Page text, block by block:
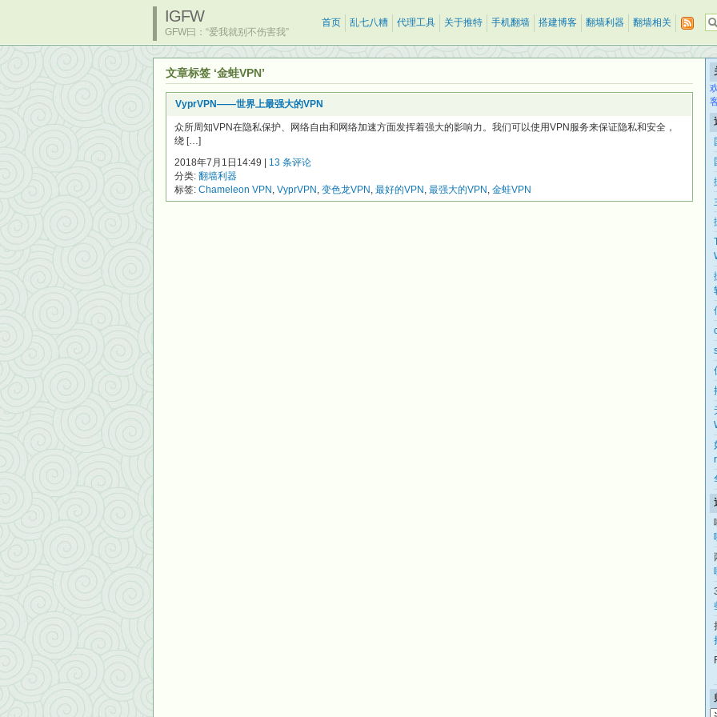
IGFW
GFW曰：“爱我就别不伤害我”
首页 乱七八糟 代理工具 关于推特 手机翻墙 搭建博客 翻墙利器 翻墙相关
文章标签 ‘金蛙VPN’
VyprVPN——世界上最强大的VPN
众所周知VPN在隐私保护、网络自由和网络加速方面发挥着强大的影响力。我们可以使用VPN服务来保证隐私和安全，
绕 […]
2018年7月1日14:49 | 13 条评论
分类: 翻墙利器
标签: Chameleon VPN , VyprVPN , 变色龙VPN , 最好的VPN , 最强大的VPN , 金蛙VPN